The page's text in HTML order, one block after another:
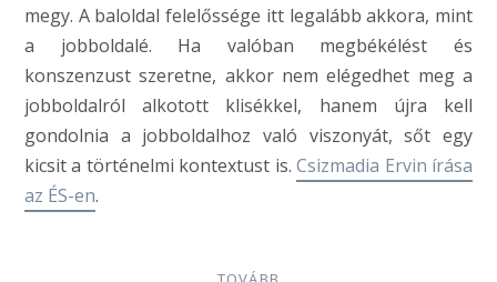
megy. A baloldal felelőssége itt legalább akkora, mint
a jobboldalé. Ha valóban megbékélést és
konszenzust szeretne, akkor nem elégedhet meg a
jobboldalról alkotott klisékkel, hanem újra kell
gondolnia a jobboldalhoz való viszonyát, sőt egy
kicsit a történelmi kontextust is.Csizmadia Ervin írása
az ÉS-en.